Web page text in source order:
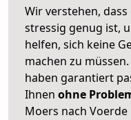
Wir verstehen,
stressig genug ist,
helfen, sich keine
machen zu
haben garantiert
Ihnen ohne
Moers nach